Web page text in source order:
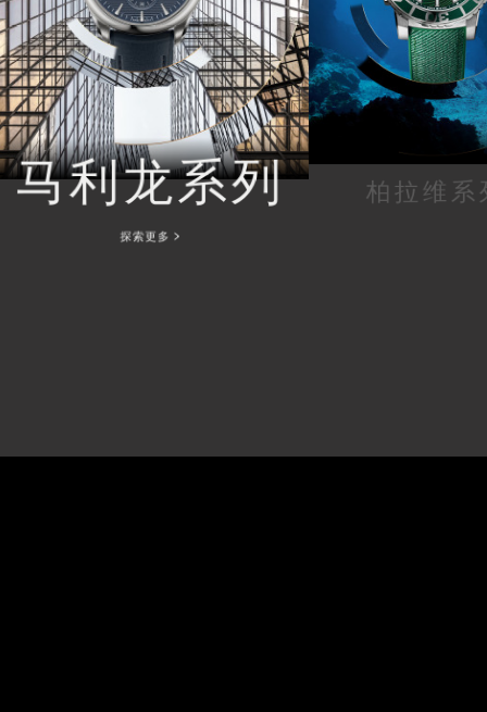
马利龙系列
探索更多
柏拉维系